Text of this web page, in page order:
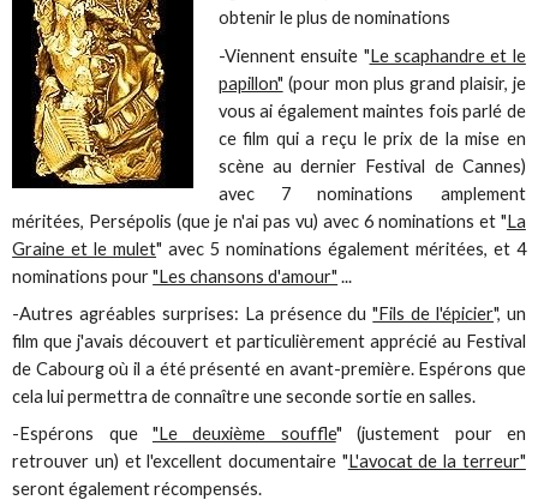
obtenir le plus de nominations
-Viennent ensuite "Le scaphandre et le
papillon" (pour mon plus grand plaisir, je
vous ai également maintes fois parlé de
ce film qui a reçu le prix de la mise en
scène au dernier Festival de Cannes)
avec 7 nominations amplement
méritées, Persépolis (que je n'ai pas vu) avec 6 nominations et "La
Graine et le mulet" avec 5 nominations également méritées, et 4
nominations pour"Les chansons d'amour" ...
-Autres agréables surprises: La présence du"Fils de l'épicier", un
film que j'avais découvert et particulièrement apprécié au Festival
de Cabourg où il a été présenté en avant-première. Espérons que
cela lui permettra de connaître une seconde sortie en salles.
-Espérons que "Le deuxième souffle" (justement pour en
retrouver un) et l'excellent documentaire "L'avocat de la terreur"
seront également récompensés.